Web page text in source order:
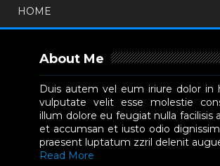
HOME
About Me
Duis autem vel eum iriure dolor in
vulputate velit esse molestie
illum dolore eu feugiat nulla facilisis
et accumsan et iusto odio
praesent luptatum zzril delenit
Read More